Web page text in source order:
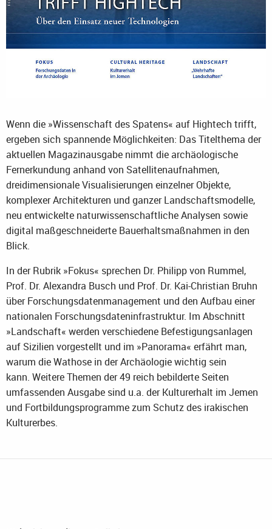
Wenn die »Wissenschaft des Spatens« auf Hightech trifft,
ergeben sich spannende Möglichkeiten: Das Titelthema der
aktuellen Magazinausgabe nimmt die archäologische
Fernerkundung anhand von Satellitenaufnahmen,
dreidimensionale Visualisierungen einzelner Objekte,
komplexer Architekturen und ganzer Landschaftsmodelle,
neu entwickelte naturwissenschaftliche Analysen sowie
digital maßgeschneiderte Bauerhaltsmaßnahmen in den
Blick.
In der Rubrik »Fokus« sprechen Dr. Philipp von Rummel,
Prof. Dr. Alexandra Busch und Prof. Dr. Kai-Christian Bruhn
über Forschungsdatenmanagement und den Aufbau einer
nationalen Forschungsdateninfrastruktur. Im Abschnitt
»Landschaft« werden verschiedene Befestigungsanlagen
auf Sizilien vorgestellt und im »Panorama« erfährt man,
warum die Wathose in der Archäologie wichtig sein
kann. Weitere Themen der 49 reich bebilderte Seiten
umfassenden Ausgabe sind u.a. der Kulturerhalt im Jemen
und Fortbildungsprogramme zum Schutz des irakischen
Kulturerbes.